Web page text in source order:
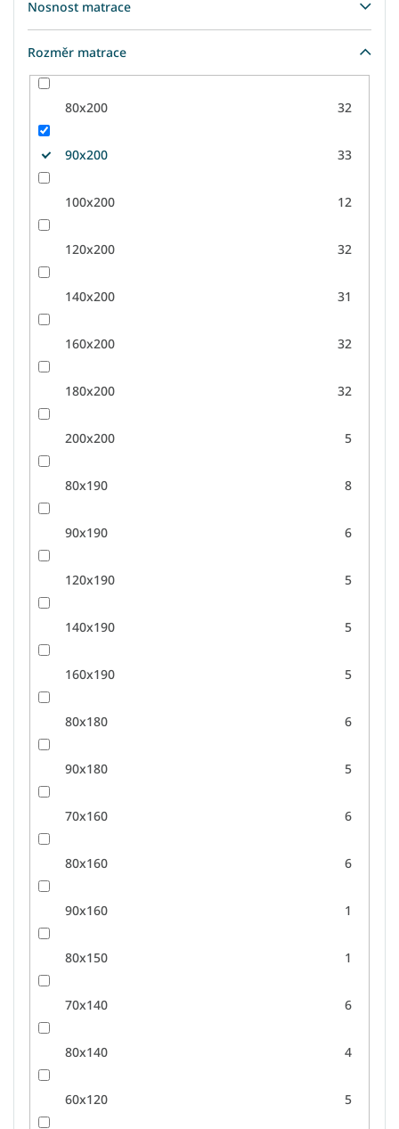
Nosnost matrace
Rozměr matrace
80x200 32
90x200 33
100x200 12
120x200 32
140x200 31
160x200 32
180x200 32
200x200 5
80x190 8
90x190 6
120x190 5
140x190 5
160x190 5
80x180 6
90x180 5
70x160 6
80x160 6
90x160 1
80x150 1
70x140 6
80x140 4
60x120 5